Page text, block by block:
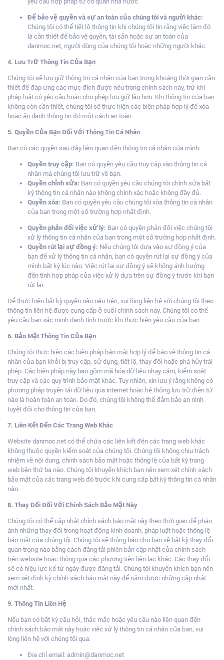
Để bảo vệ quyền và sự an toàn của chúng tôi và người khác:
Chúng tôi có thể tiết lộ thông tin khi chúng tôi tin rằng việc làm đó
là cần thiết để bảo vệ quyền, tài sản hoặc sự an toàn của
danmoc.net, người dùng của chúng tôi hoặc những người khác.
4. Lưu Trữ Thông Tin Của Bạn
Chúng tôi sẽ lưu giữ thông tin cá nhân của bạn trong khoảng thời gian cần
thiết để đáp ứng các mục đích được nêu trong chính sách này, trừ khi
pháp luật có yêu cầu hoặc cho phép lưu giữ lâu hơn. Khi thông tin của bạn
không còn cần thiết, chúng tôi sẽ thực hiện các biện pháp hợp lý để xóa
hoặc ẩn danh thông tin đó một cách an toàn.
5. Quyền Của Bạn Đối Với Thông Tin Cá Nhân
Bạn có các quyền sau đây liên quan đến thông tin cá nhân của mình:
Quyền truy cập: Bạn có quyền yêu cầu truy cập vào thông tin cá
nhân mà chúng tôi lưu trữ về bạn.
Quyền chỉnh sửa: Bạn có quyền yêu cầu chúng tôi chỉnh sửa bất
kỳ thông tin cá nhân nào không chính xác hoặc không đầy đủ.
Quyền xóa: Bạn có quyền yêu cầu chúng tôi xóa thông tin cá nhân
của bạn trong một số trường hợp nhất định.
Quyền phản đối việc xử lý: Bạn có quyền phản đối việc chúng tôi
xử lý thông tin cá nhân của bạn trong một số trường hợp nhất định.
Quyền rút lại sự đồng ý: Nếu chúng tôi dựa vào sự đồng ý của
bạn để xử lý thông tin cá nhân, bạn có quyền rút lại sự đồng ý của
mình bất kỳ lúc nào. Việc rút lại sự đồng ý sẽ không ảnh hưởng
đến tính hợp pháp của việc xử lý dựa trên sự đồng ý trước khi bạn
rút lại.
Để thực hiện bất kỳ quyền nào nêu trên, vui lòng liên hệ với chúng tôi theo
thông tin liên hệ được cung cấp ở cuối chính sách này. Chúng tôi có thể
yêu cầu bạn xác minh danh tính trước khi thực hiện yêu cầu của bạn.
6. Bảo Mật Thông Tin Của Bạn
Chúng tôi thực hiện các biện pháp bảo mật hợp lý để bảo vệ thông tin cá
nhân của bạn khỏi bị truy cập, sử dụng, tiết lộ, thay đổi hoặc phá hủy trái
phép. Các biện pháp này bao gồm mã hóa dữ liệu nhạy cảm, kiểm soát
truy cập và các quy trình bảo mật khác. Tuy nhiên, xin lưu ý rằng không có
phương pháp truyền tải dữ liệu qua internet hoặc hệ thống lưu trữ điện tử
nào là hoàn toàn an toàn. Do đó, chúng tôi không thể đảm bảo an ninh
tuyệt đối cho thông tin của bạn.
7. Liên Kết Đến Các Trang Web Khác
Website danmoc.net có thể chứa các liên kết đến các trang web khác
không thuộc quyền kiểm soát của chúng tôi. Chúng tôi không chịu trách
nhiệm về nội dung, chính sách bảo mật hoặc thông lệ của bất kỳ trang
web bên thứ ba nào. Chúng tôi khuyến khích bạn nên xem xét chính sách
bảo mật của các trang web đó trước khi cung cấp bất kỳ thông tin cá nhân
nào.
8. Thay Đổi Đối Với Chính Sách Bảo Mật Này
Chúng tôi có thể cập nhật chính sách bảo mật này theo thời gian để phản
ánh những thay đổi trong hoạt động kinh doanh, pháp luật hoặc thông lệ
bảo mật của chúng tôi. Chúng tôi sẽ thông báo cho bạn về bất kỳ thay đổi
quan trọng nào bằng cách đăng tải phiên bản cập nhật của chính sách
trên website hoặc thông qua các phương tiện liên lạc khác. Các thay đổi
sẽ có hiệu lực kể từ ngày được đăng tải. Chúng tôi khuyến khích bạn nên
xem xét định kỳ chính sách bảo mật này để nắm được những cập nhật
mới nhất.
9. Thông Tin Liên Hệ
Nếu bạn có bất kỳ câu hỏi, thắc mắc hoặc yêu cầu nào liên quan đến
chính sách bảo mật này hoặc việc xử lý thông tin cá nhân của bạn, vui
lòng liên hệ với chúng tôi qua:
Địa chỉ email: admin@danmoc.net